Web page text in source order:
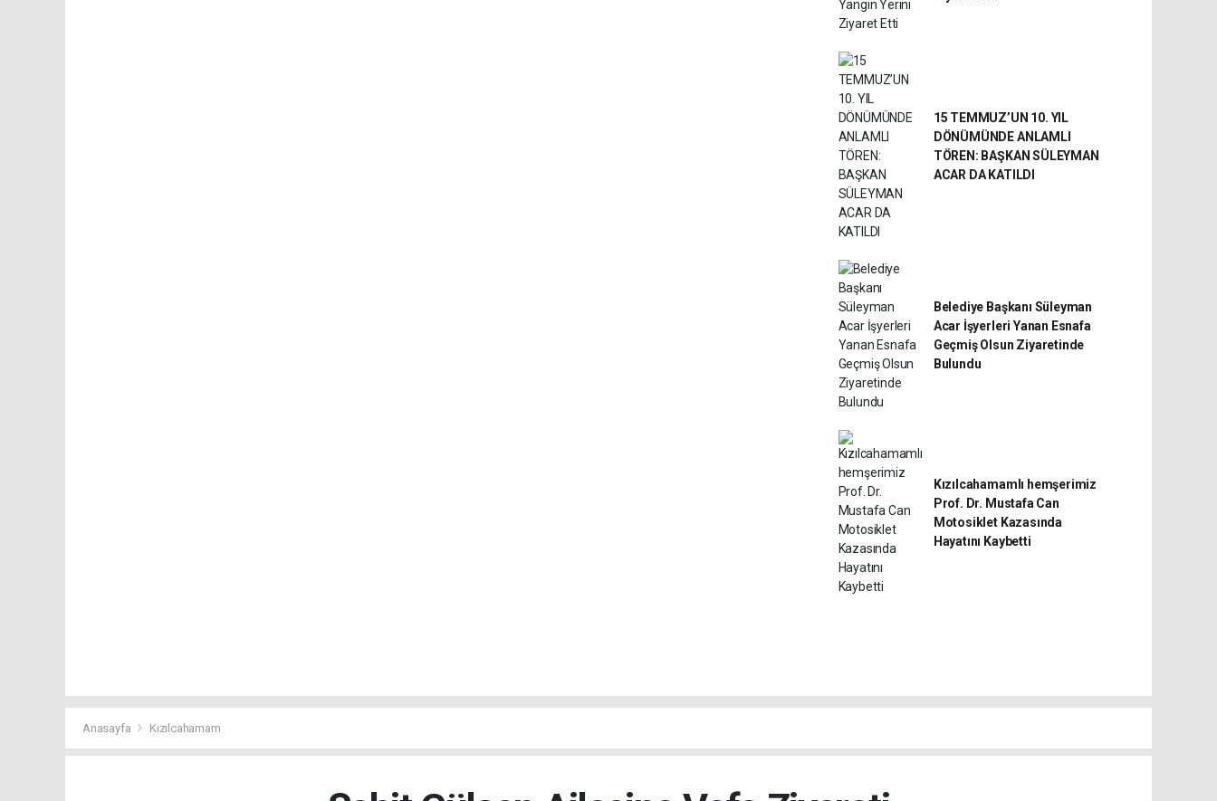
15 TEMMUZ’UN 10. YIL
DÖNÜMÜNDE ANLAMLI
TÖREN: BAŞKAN SÜLEYMAN
ACAR DA KATILDI
Belediye Başkanı Süleyman
Acar İşyerleri Yanan Esnafa
Geçmiş Olsun Ziyaretinde
Bulundu
Kızılcahamamlı hemşerimiz
Prof. Dr. Mustafa Can
Motosiklet Kazasında
Hayatını Kaybetti
Anasayfa Kızılcahamam